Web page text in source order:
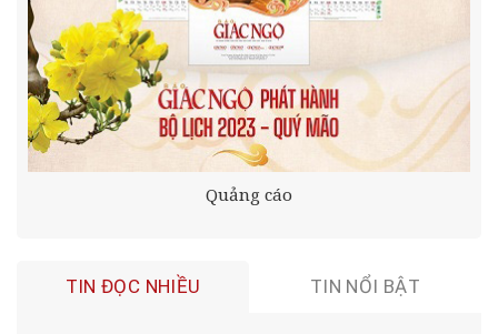
Quảng cáo
TIN ĐỌC NHIỀU TIN NỔI BẬT